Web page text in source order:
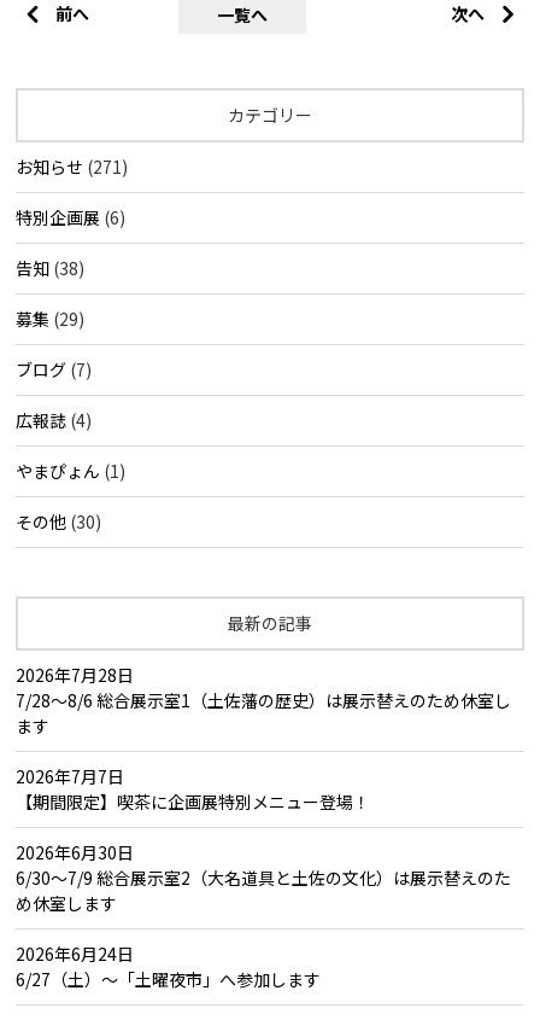
前へ 一覧へ 次へ
カテゴリー
お知らせ (271)
特別企画展 (6)
告知 (38)
募集 (29)
ブログ (7)
広報誌 (4)
やまぴょん (1)
その他 (30)
最新の記事
2026年7月28日
7/28～8/6 総合展示室1（土佐藩の歴史）は展示替えのため休室し
ます
2026年7月7日
【期間限定】喫茶に企画展特別メニュー登場！
2026年6月30日
6/30～7/9 総合展示室2（大名道具と土佐の文化）は展示替えのた
め休室します
2026年6月24日
6/27（土）～「土曜夜市」へ参加します